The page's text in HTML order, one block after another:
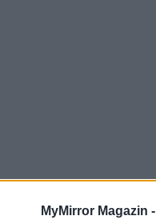
MyMirror Magazin -